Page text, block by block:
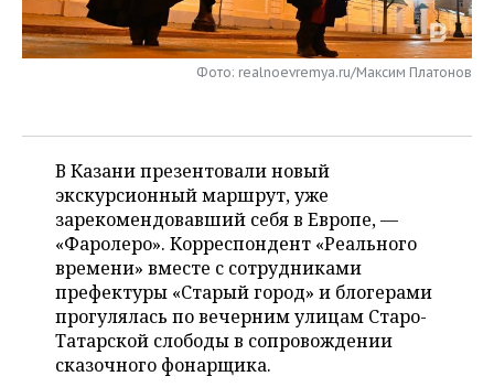
ЭНЕРГЕТИКА
УСЛУГИ
МЕДИА
ТЕЛЕКОММУНИКАЦИИ
ВЫЕЗДНАЯ РЕДАКЦИЯ
ОТКРЫТАЯ ЛЕКЦИЯ
НОВОСТИ СПОРТА
БАСКЕТБОЛ
ВОЛЕЙБОЛ
КИБЕРСПОРТ
ФИГУРНОЕ КАТАНИЕ
ВОДНЫЕ ВИДЫ СПОРТА
ОБЩЕСТВО
НОВОСТИ ОБЩЕСТВА
ИНФРАСТРУКТУРА
ИСТОРИЯ
КУЛЬТУРА
МЕДИЦИНА
ОБРАЗОВАНИЕ
СПРАВОЧНИК
СПИСОК ПЕРСОН
СПИСОК КОМПАНИЙ
ПОЛНАЯ ВЕРСИЯ
Фото: realnoevremya.ru/Максим Платонов
В Казани презентовали новый
экскурсионный маршрут, уже
зарекомендовавший себя в Европе, —
«Фаролеро». Корреспондент «Реального
времени» вместе с сотрудниками
префектуры «Старый город» и блогерами
прогулялась по вечерним улицам Старо-
Татарской слободы в сопровождении
сказочного фонарщика.